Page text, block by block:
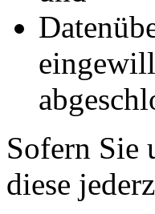
Sofern Sie
diese